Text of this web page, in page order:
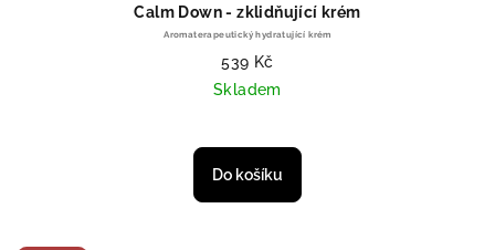
Calm Down - zklidňující krém
Aromaterapeutický hydratující krém
539 Kč
Skladem
Do košíku